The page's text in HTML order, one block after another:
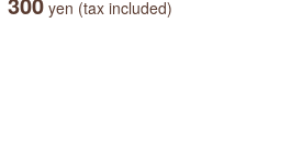
yen (tax included)